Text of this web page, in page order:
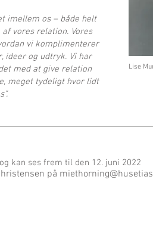
imellem os – både helt
vores relation. Vores
vi komplimenterer
ideer og udtryk. Vi har
med at give relation
meget tydeligt hvor lidt
Lise
kan ses frem til den 12. juni 2022
på